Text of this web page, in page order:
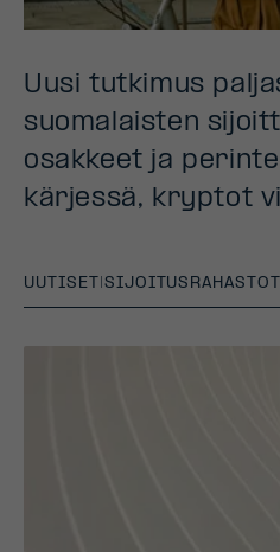
Uusi tutkimus
suomalaisten
osakkeet ja
kärjessä, kryptot
UUTISET SIJOITUSRAHASTOT